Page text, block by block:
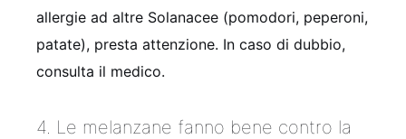
allergie ad altre Solanacee (pomodori, peperoni,
patate), presta attenzione. In caso di dubbio,
consulta il medico.
4. Le melanzane fanno bene contro la